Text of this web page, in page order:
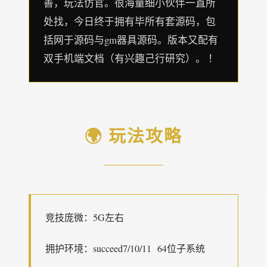
处找，今日终于拥有毕所有套源码，包
括网于源码与gm器具源码。版本又配有
双手机端文档（有兴趣己行研究）。 ！
🌍 玩法攻略
竞技庞微：5G左右
拥护环境：succeed7/10/11 64位子系统